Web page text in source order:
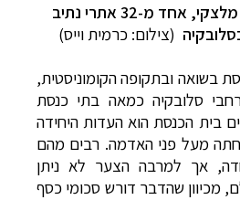
בית הכנסת בעיירה מלצקי, אחד מ-32 אתרי נתיב
(צילום: כרמית וייס)
בשואה ובתקופה הקומוניסטית,
סלובקיה כמאה בתי כנסת
בית הכנסת הוא העדות היחידה
מעל פני האדמה. רבים מהם
אך למרבה הצער לא ניתן
מכיוון שהדבר דורש סכומי כסף